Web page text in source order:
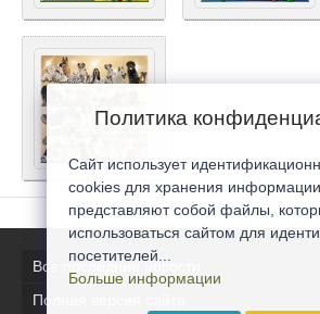
Все последние новости
Полная версия сайта
Политика
Сайт использует
cookies для хранения
представляют собой файлы,
использоваться сайтом для
посетителей...
Больше информации